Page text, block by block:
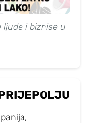
ljude i biznise u